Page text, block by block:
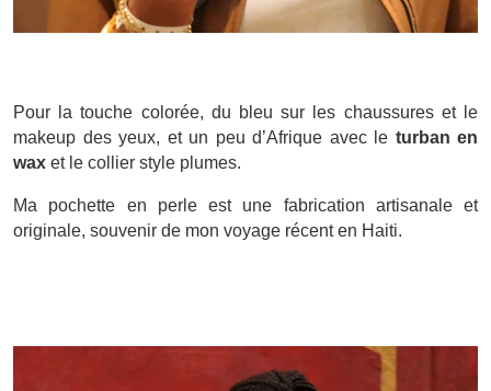
Pour la touche colorée, du bleu sur les chaussures et le
makeup des yeux, et un peu d’Afrique avec le turban en
wax et le collier style plumes.
Ma pochette en perle est une fabrication artisanale et
originale, souvenir de mon voyage récent en Haiti.